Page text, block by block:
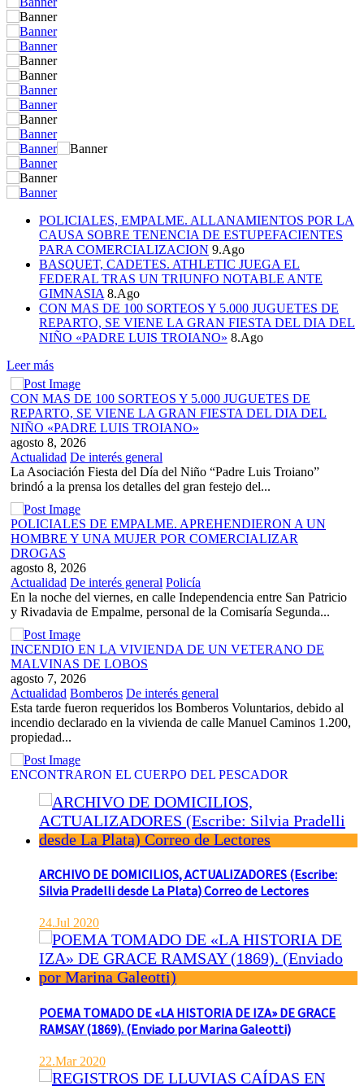
POLICIALES, EMPALME. ALLANAMIENTOS POR LA
CAUSA SOBRE TENENCIA DE ESTUPEFACIENTES
PARA COMERCIALIZACION 9.Ago
BASQUET, CADETES. ATHLETIC JUEGA EL
FEDERAL TRAS UN TRIUNFO NOTABLE ANTE
GIMNASIA 8.Ago
CON MAS DE 100 SORTEOS Y 5.000 JUGUETES DE
REPARTO, SE VIENE LA GRAN FIESTA DEL DIA DEL
NIÑO «PADRE LUIS TROIANO» 8.Ago
Leer más
CON MAS DE 100 SORTEOS Y 5.000 JUGUETES DE
REPARTO, SE VIENE LA GRAN FIESTA DEL DIA DEL
NIÑO «PADRE LUIS TROIANO»
agosto 8, 2026
Actualidad De interés general
La Asociación Fiesta del Día del Niño “Padre Luis Troiano”
brindó a la prensa los detalles del gran festejo del...
POLICIALES DE EMPALME. APREHENDIERON A UN
HOMBRE Y UNA MUJER POR COMERCIALIZAR
DROGAS
agosto 8, 2026
Actualidad De interés general Policía
En la noche del viernes, en calle Independencia entre San Patricio
y Rivadavia de Empalme, personal de la Comisaría Segunda...
INCENDIO EN LA VIVIENDA DE UN VETERANO DE
MALVINAS DE LOBOS
agosto 7, 2026
Actualidad Bomberos De interés general
Esta tarde fueron requeridos los Bomberos Voluntarios, debido al
incendio declarado en la vivienda de calle Manuel Caminos 1.200,
propiedad...
ENCONTRARON EL CUERPO DEL PESCADOR
agosto 7, 2026
Actualidad De interés general Policía
Un helicóptero que participaba de la búsqueda, encontró hoy el
cuerpo sin vida de la persona que se buscaba en...
BASQUET, CADETES. ATHLETIC JUEGA EL FEDERAL
TRAS UN TRIUNFO NOTABLE ANTE GIMNASIA
Actualidad De interés general
El equipo de Cadetes de Básquet de Athletic, se metió entre los
mejores 4 de la FEBAMBA y disputa el...
ARCHIVO DE DOMICILIOS, ACTUALIZADORES (Escribe:
Silvia Pradelli desde La Plata) Correo de Lectores
24.Jul 2020
POEMA TOMADO DE «LA HISTORIA DE IZA» DE GRACE
RAMSAY (1869). (Enviado por Marina Galeotti)
22.Mar 2020